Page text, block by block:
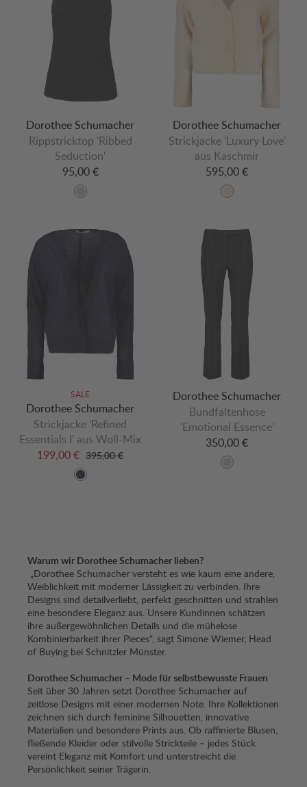
Dorothee Schumacher
Rippstricktop 'Ribbed
Seduction'
95,00 €
Dorothee Schumacher
Strickjacke 'Luxury Love'
aus Kaschmir
595,00 €
SALE
Dorothee Schumacher
Strickjacke 'Refined
Essentials I' aus Woll-Mix
199,00 € 395,00 €
Dorothee Schumacher
Bundfaltenhose
'Emotional Essence'
350,00 €
Warum wir Dorothee Schumacher lieben?
„Dorothee Schumacher versteht es wie kaum eine andere,
Weiblichkeit mit moderner Lässigkeit zu verbinden. Ihre
Designs sind detailverliebt, perfekt geschnitten und strahlen
eine besondere Eleganz aus. Unsere Kundinnen schätzen
ihre außergewöhnlichen Details und die mühelose
Kombinierbarkeit ihrer Pieces“, sagt Simone Wiemer, Head
of Buying bei Schnitzler Münster.
Dorothee Schumacher – Mode für selbstbewusste Frauen
Seit über 30 Jahren setzt Dorothee Schumacher auf
zeitlose Designs mit einer modernen Note. Ihre Kollektionen
zeichnen sich durch feminine Silhouetten, innovative
Materialien und besondere Prints aus. Ob raffinierte Blusen,
fließende Kleider oder stilvolle Strickteile – jedes Stück
vereint Eleganz mit Komfort und unterstreicht die
Persönlichkeit seiner Trägerin.